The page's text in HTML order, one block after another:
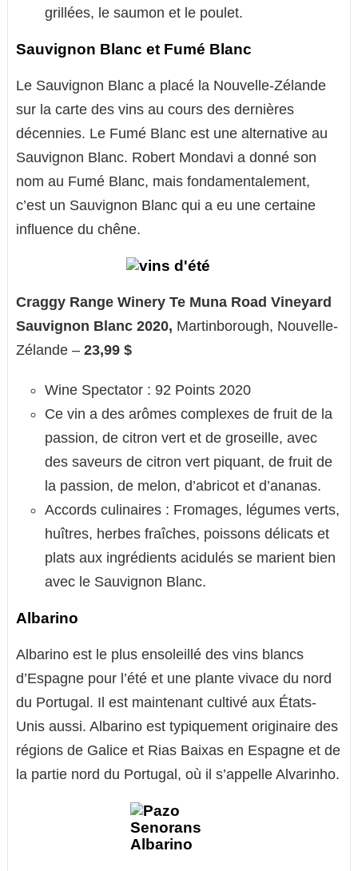
grillées, le saumon et le poulet.
Sauvignon Blanc et Fumé Blanc
Le Sauvignon Blanc a placé la Nouvelle-Zélande
sur la carte des vins au cours des dernières
décennies. Le Fumé Blanc est une alternative au
Sauvignon Blanc. Robert Mondavi a donné son
nom au Fumé Blanc, mais fondamentalement,
c’est un Sauvignon Blanc qui a eu une certaine
influence du chêne.
Craggy Range Winery Te Muna Road Vineyard
Sauvignon Blanc 2020, Martinborough, Nouvelle-
Zélande – 23,99 $
Wine Spectator : 92 Points 2020
Ce vin a des arômes complexes de fruit de la
passion, de citron vert et de groseille, avec
des saveurs de citron vert piquant, de fruit de
la passion, de melon, d’abricot et d’ananas.
Accords culinaires : Fromages, légumes verts,
huîtres, herbes fraîches, poissons délicats et
plats aux ingrédients acidulés se marient bien
avec le Sauvignon Blanc.
Albarino
Albarino est le plus ensoleillé des vins blancs
d’Espagne pour l’été et une plante vivace du nord
du Portugal. Il est maintenant cultivé aux États-
Unis aussi. Albarino est typiquement originaire des
régions de Galice et Rias Baixas en Espagne et de
la partie nord du Portugal, où il s’appelle Alvarinho.